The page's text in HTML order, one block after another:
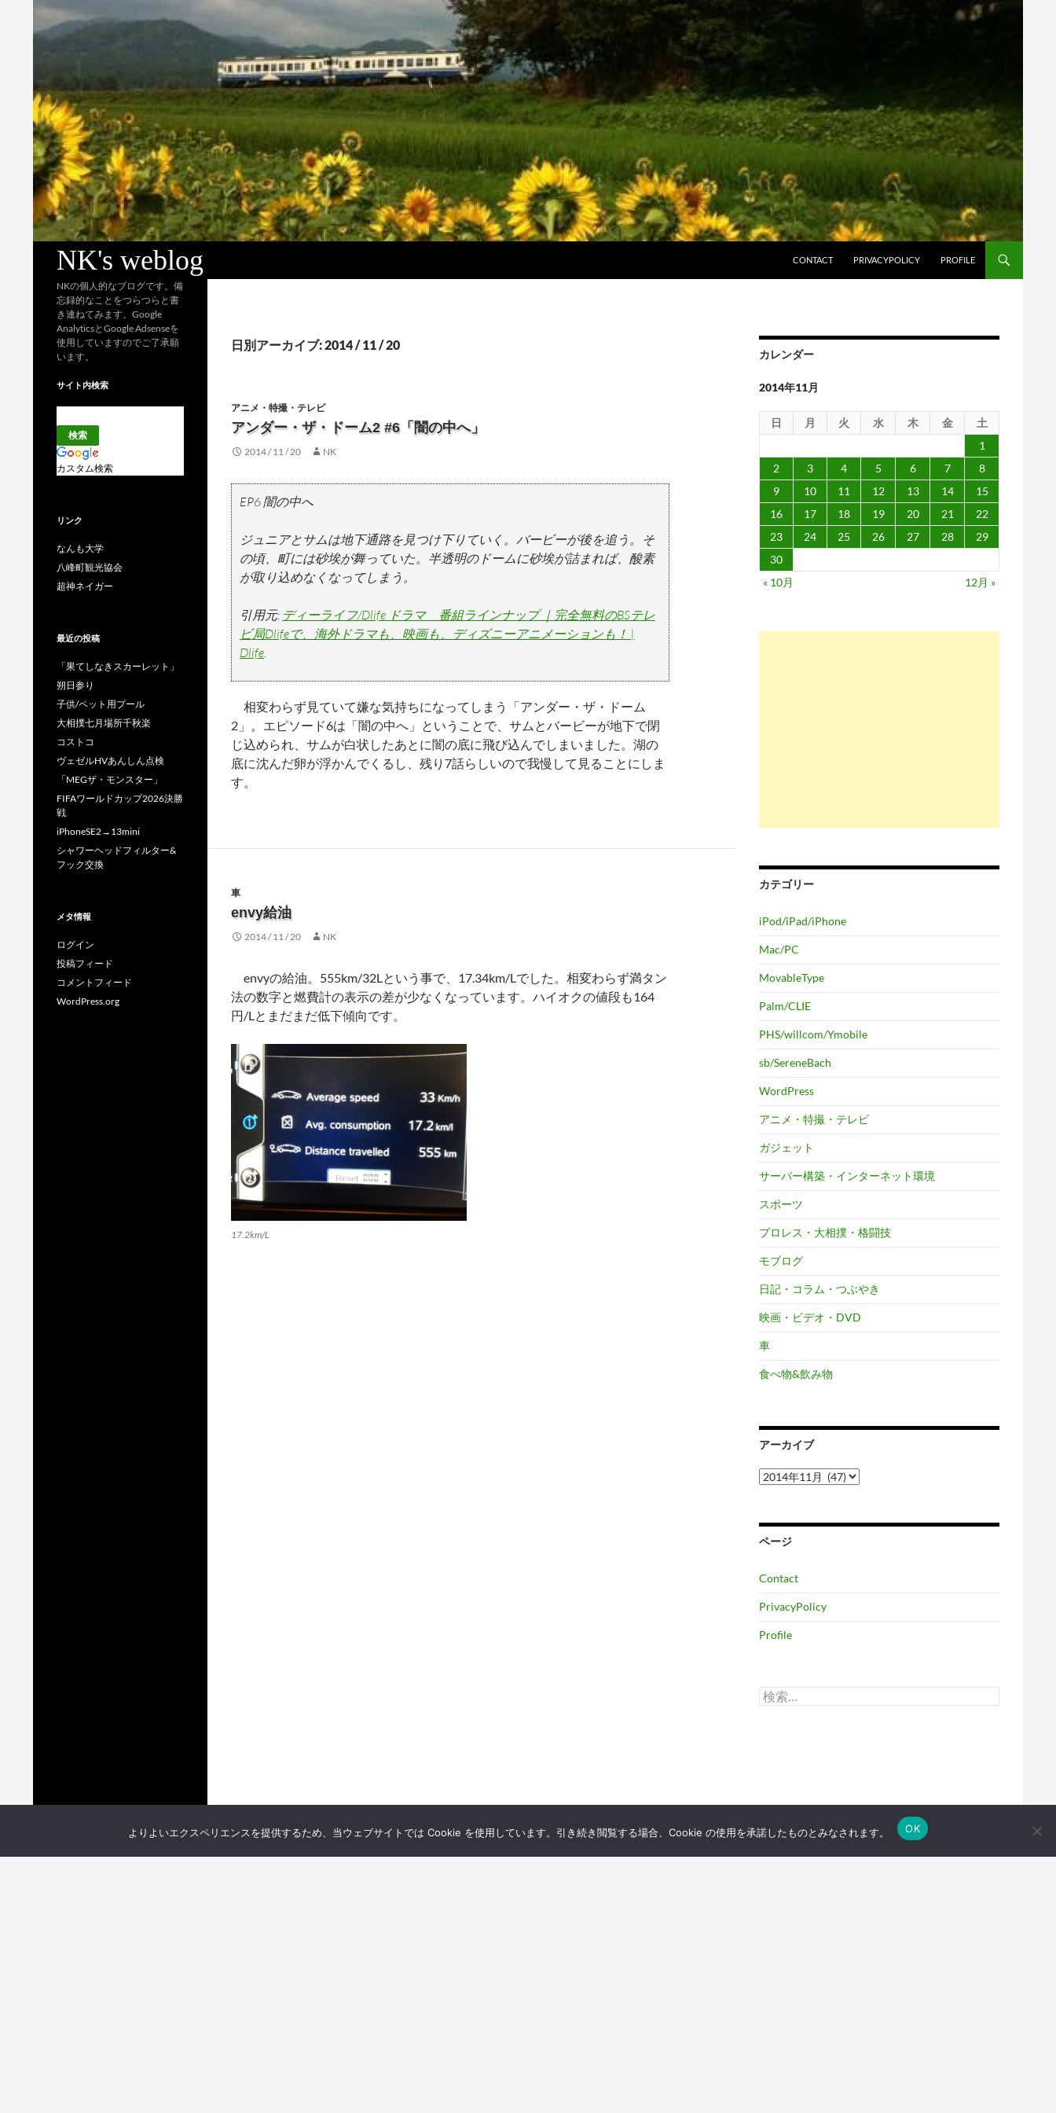
NK's weblog
CONTACT
PRIVACYPOLICY PROFILE
日別アーカイブ: 2014 / 11 / 20
アニメ・特撮・テレビ
アンダー・ザ・ドーム2 #6「闇の中へ」
2014 / 11 / 20 NK
EP6 闇の中へ
ジュニアとサムは地下通路を見つけ下りていく。バービーが後を追う。そ
の頃、町には砂埃が舞っていた。半透明のドームに砂埃が詰まれば、酸素
が取り込めなくなってしまう。
引用元: ディーライフ/Dlife ドラマ 番組ラインナップ ｜完全無料のBSテレ
ビ局Dlifeで、海外ドラマも、映画も、ディズニーアニメーションも！ |
Dlife.
相変わらず見ていて嫌な気持ちになってしまう「アンダー・ザ・ドーム
2」。エピソード6は「闇の中へ」ということで、サムとバービーが地下で閉
じ込められ、サムが白状したあとに闇の底に飛び込んでしまいました。湖の
底に沈んだ卵が浮かんでくるし、残り7話らしいので我慢して見ることにしま
す。
車
envy給油
2014 / 11 / 20 NK
envyの給油。555km/32Lという事で、17.34km/Lでした。相変わらず満タン
法の数字と燃費計の表示の差が少なくなっています。ハイオクの値段も164
円/Lとまだまだ低下傾向です。
17.2km/L
カレンダー
2014年11月
日 月 火 水 木 金
土
1
2
3 4 5 6 7
8
9
10 11 12 13 14
15
16
17 18 19 20 21
22
23
24 25 26 27 28
29
30
« 10月
12月 »
カテゴリー
iPod/iPad/iPhone
Mac/PC
MovableType
Palm/CLIE
PHS/willcom/Ymobile
sb/SereneBach
WordPress
アニメ・特撮・テレビ
ガジェット
サーバー構築・インターネット環境
スポーツ
プロレス・大相撲・格闘技
モブログ
日記・コラム・つぶやき
映画・ビデオ・DVD
車
食べ物&飲み物
アーカイブ
ア
ー
ブ
ページ
Contact
PrivacyPolicy
Profile
検
索:
NKの個人的なブログです。備
忘録的なことをつらつらと書
き連ねてみます。Google
AnalyticsとGoogle Adsenseを
使用していますのでご了承願
います。
サイト内検索
カスタム検索
リンク
なんも大学
八峰町観光協会
超神ネイガー
最近の投稿
「果てしなきスカーレット」
朔日参り
子供/ペット用プール
大相撲七月場所千秋楽
コストコ
ヴェゼルHVあんしん点検
「MEGザ・モンスター」
FIFAワールドカップ2026決勝
戦
iPhoneSE2→13mini
シャワーヘッドフィルター&
フック交換
メタ情報
ログイン
投稿フィード
コメントフィード
WordPress.org
よりよいエクスペリエンスを提供するため、当ウェブサイトでは Cookie を使用しています。引き続き閲覧する場合、Cookie の使用を承諾したものとみなされます。 OK